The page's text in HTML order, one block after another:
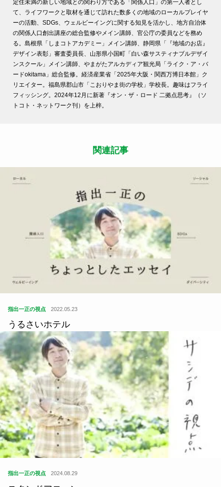
定住未満の新しい地域との関わり方である「関係人口」の第一人者とし
て、ライフワークと取材を通じて訪れた数多くの地域のローカルプレイヤ
ーの活動、SDGs、ウェルビーイングに関する知見を活かし、地方自治体
の関係人口創出講座の総合監修やメイン講師、官公庁の委員などを務め
る。島根県「しまコトアカデミー」メイン講師、静岡県「『地域のお店』
デザイン表彰」審査委員長、山形県小国町「白い森サスティナブルデザイ
ンスクール」メイン講師、やまがたアルカディア観光局「ライク・ア・バ
ードokitama」総合監修。経済産業省「2025年大阪・関西万博日本館」ク
リエイター。福島県郡山市「こおりやま街の学校」学校長。趣味はフライ
フィッシング。2024年12月に新著『オン・ザ・ロード 二拠点思考』（ソ
トコト・ネットワーク刊）を上梓。
関連記事
指出一正の視点 2022.05.23
うるさいホテル
指出一正の視点 2024.08.29